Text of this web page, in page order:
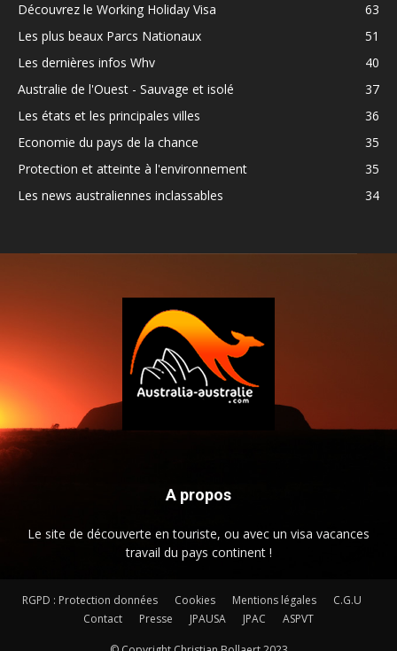
Découvrez le Working Holiday Visa
63
Les plus beaux Parcs Nationaux
51
Les dernières infos Whv
40
Australie de l'Ouest - Sauvage et isolé
37
Les états et les principales villes
36
Economie du pays de la chance
35
Protection et atteinte à l'environnement
35
Les news australiennes inclassables
34
A propos
Le site de découverte en touriste, ou avec un visa vacances
travail du pays continent !
RGPD : Protection données Cookies Mentions légales
C.G.U
Contact
Presse JPAUSA JPAC ASPVT